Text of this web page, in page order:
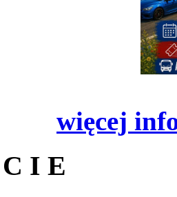
więcej
I E